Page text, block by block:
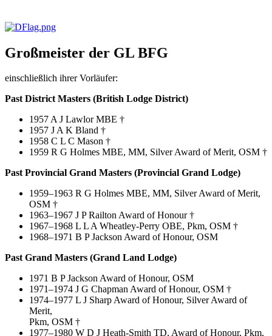
Großmeister der GL BFG
einschließlich ihrer Vorläufer:
Past District Masters (British Lodge District)
1957 A J Lawlor MBE †
1957 J A K Bland †
1958 C L C Mason †
1959 R G Holmes MBE, MM, Silver Award of Merit, OSM †
Past Provincial Grand Masters (Provincial Grand Lodge)
1959–1963 R G Holmes MBE, MM, Silver Award of Merit,
OSM †
1963–1967 J P Railton Award of Honour †
1967–1968 L L A Wheatley-Perry OBE, Pkm, OSM †
1968–1971 B P Jackson Award of Honour, OSM
Past Grand Masters (Grand Land Lodge)
1971 B P Jackson Award of Honour, OSM
1971–1974 J G Chapman Award of Honour, OSM †
1974–1977 L J Sharp Award of Honour, Silver Award of
Merit,
Pkm, OSM †
1977–1980 W D J Heath-Smith TD, Award of Honour, Pkm,